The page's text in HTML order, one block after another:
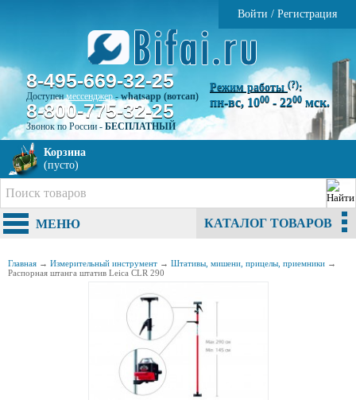
Войти / Регистрация
8-495-669-32-25
Доступенмессенджер-whatsapp (вотсап)
8-800-775-32-25
Звонок по России - БЕСПЛАТНЫЙ
Режим работы (?):
пн-вс, 1000 - 2200 мск.
Корзина
(пусто)
МЕНЮ КАТАЛОГ ТОВАРОВ
Главная → Измерительный инструмент → Штативы, мишени, прицелы, приемники →
Распорная штанга штатив Leica CLR 290